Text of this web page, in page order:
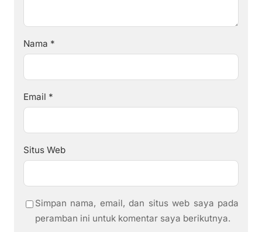
Nama *
Email *
Situs Web
Simpan nama, email, dan situs web saya pada
peramban ini untuk komentar saya berikutnya.